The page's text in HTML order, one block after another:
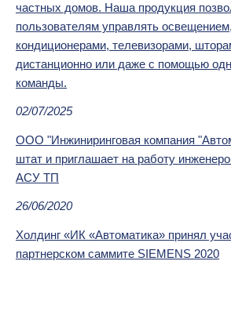
частных домов. Наша продукция
пользователям управлять
кондиционерами, телевизорами,
дистанционно или даже с помощью
команды.
02/07/2025
ООО "Инжиниринговая компания
штат и приглашает на работу
АСУ ТП
26/06/2020
Холдинг «ИК «Автоматика» принял
партнерском саммите SIEMENS 2020